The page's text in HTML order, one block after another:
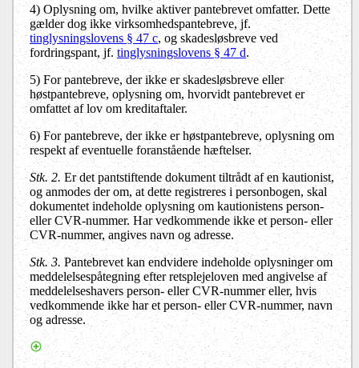
4) Oplysning om, hvilke aktiver pantebrevet omfatter. Dette
gælder dog ikke virksomhedspantebreve, jf.
tinglysningslovens § 47 c, og skadesløsbreve ved
fordringspant, jf.tinglysningslovens § 47 d.
5) For pantebreve, der ikke er skadesløsbreve eller
høstpantebreve, oplysning om, hvorvidt pantebrevet er
omfattet af lov om kreditaftaler.
6)For pantebreve, der ikke er høstpantebreve, oplysning om
respekt af eventuelle foranstående hæftelser.
Stk. 2. Er det pantstiftende dokument tiltrådt af en kautionist,
og anmodes der om, at dette registreres i personbogen, skal
dokumentet indeholde oplysning om kautionistens person-
eller CVR-nummer. Har vedkommende ikke et person- eller
CVR-nummer, angives navn og adresse.
Stk. 3. Pantebrevet kan endvidere indeholde oplysninger om
meddelelsespåtegning efter retsplejeloven med angivelse af
meddelelseshavers person- eller CVR-nummer eller, hvis
vedkommende ikke har et person- eller CVR-nummer, navn
og adresse.